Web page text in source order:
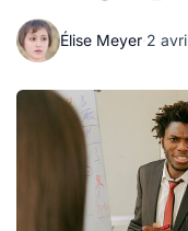
Élise Meyer·2